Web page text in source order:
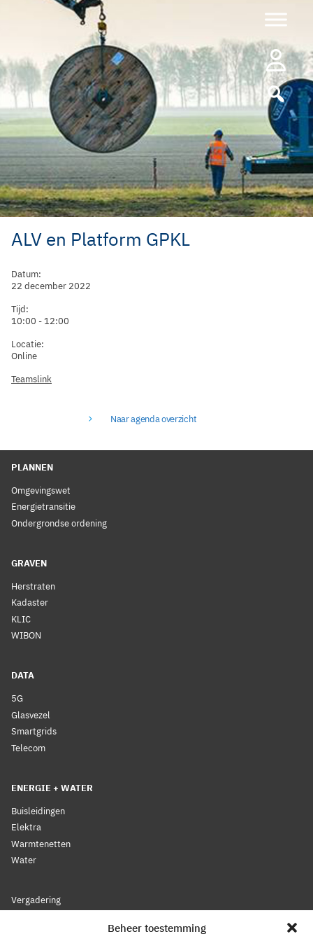
Beheer toestemming
ALV en Platform GPKL
Datum:
22 december 2022
Tijd:
10:00 - 12:00
Locatie:
Online
Teamslink
Naar agenda overzicht
PLANNEN
Omgevingswet
Energietransitie
Ondergrondse ordening
GRAVEN
Herstraten
Kadaster
KLIC
WIBON
DATA
5G
Glasvezel
Smartgrids
Telecom
ENERGIE + WATER
Buisleidingen
Elektra
Warmtenetten
Water
Vergadering